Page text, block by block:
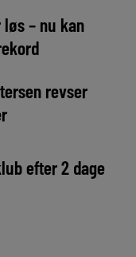
– nu kan
revser
efter 2 dage